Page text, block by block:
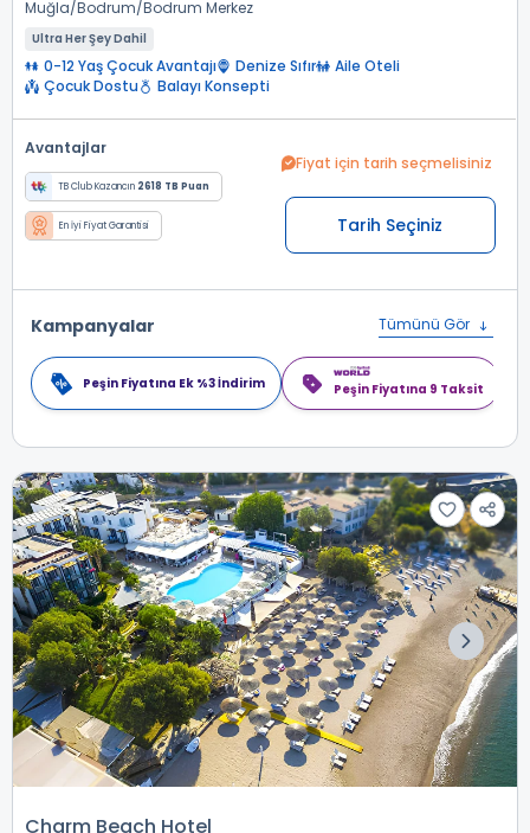
Muğla Bodrum Bodrum Merkez
Ultra Her Şey Dahil
0-12 Yaş Çocuk Avantajı Denize Sıfır
Aile Oteli
Çocuk Dostu
Balayı Konsepti
Avantajlar
TB Club Kazancın 2618 TB Puan
En İyi Fiyat Garantisi
Fiyat için tarih seçmelisiniz
Tarih Seçiniz
Kampanyalar Tümünü Gör
Peşin Fiyatına Ek %3 İndirim Peşin Fiyatına 9 Taksit
Charm Beach Hotel